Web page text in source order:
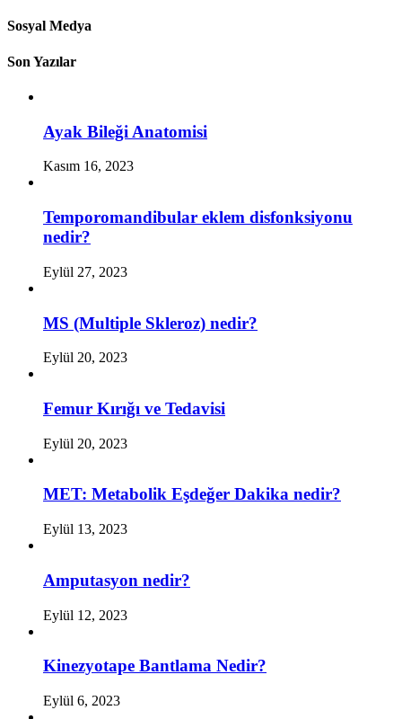
Sosyal Medya
Son Yazılar
Ayak Bileği Anatomisi
Kasım 16, 2023
Temporomandibular eklem disfonksiyonu
nedir?
Eylül 27, 2023
MS (Multiple Skleroz) nedir?
Eylül 20, 2023
Femur Kırığı ve Tedavisi
Eylül 20, 2023
MET: Metabolik Eşdeğer Dakika nedir?
Eylül 13, 2023
Amputasyon nedir?
Eylül 12, 2023
Kinezyotape Bantlama Nedir?
Eylül 6, 2023